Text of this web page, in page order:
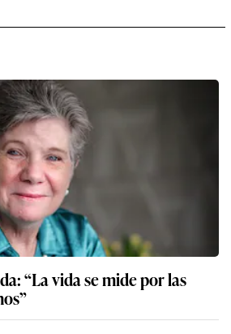
“La vida se mide por las